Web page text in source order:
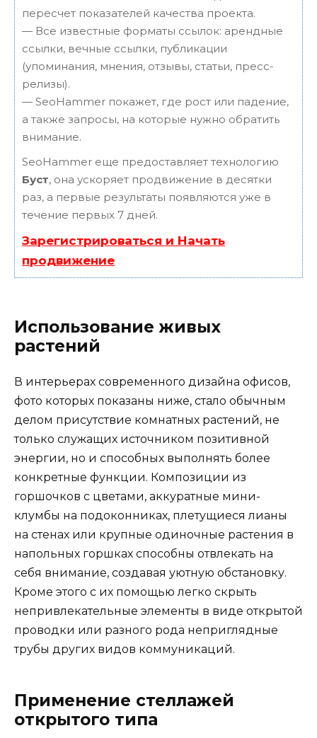
пересчет показателей качества проекта.
— Все известные форматы ссылок: арендные
ссылки, вечные ссылки, публикации
(упоминания, мнения, отзывы, статьи, пресс-
релизы).
— SeoHammer покажет, где рост или падение,
а также запросы, на которые нужно обратить
внимание.
SeoHammer еще предоставляет технологию
Буст, она ускоряет продвижение в десятки
раз, а первые результаты появляются уже в
течение первых 7 дней.
Зарегистрироваться и Начать
продвижение
Использование живых
растений
В интерьерах современного дизайна офисов,
фото которых показаны ниже, стало обычным
делом присутствие комнатных растений, не
только служащих источником позитивной
энергии, но и способных выполнять более
конкретные функции. Композиции из
горшочков с цветами, аккуратные мини-
клумбы на подоконниках, плетущиеся лианы
на стенах или крупные одиночные растения в
напольных горшках способны отвлекать на
себя внимание, создавая уютную обстановку.
Кроме этого с их помощью легко скрыть
непривлекательные элементы в виде открытой
проводки или разного рода неприглядные
трубы других видов коммуникаций.
Применение стеллажей
открытого типа